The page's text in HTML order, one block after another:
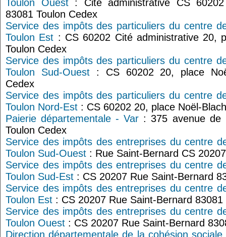
Toulon Ouest: Cité administrative CS 60202
83081 Toulon Cedex
Service des impôts des particuliers du centre
Toulon Est : CS 60202 Cité administrative 20,
Toulon Cedex
Service des impôts des particuliers du centre
Toulon Sud-Ouest: CS 60202 20, place
Cedex
Service des impôts des particuliers du centre
Toulon Nord-Est : CS 60202 20, place Noël-
Paierie départementale - Var : 375 avenue de
Toulon Cedex
Service des impôts des entreprises du centre
Toulon Sud-Ouest : Rue Saint-Bernard CS
Service des impôts des entreprises du centre
Toulon Sud-Est : CS 20207 Rue Saint-Bernard
Service des impôts des entreprises du centre
Toulon Est : CS 20207 Rue Saint-Bernard 83081
Service des impôts des entreprises du centre
Toulon Ouest : CS 20207 Rue Saint-Bernard
Direction départementale de la cohésion